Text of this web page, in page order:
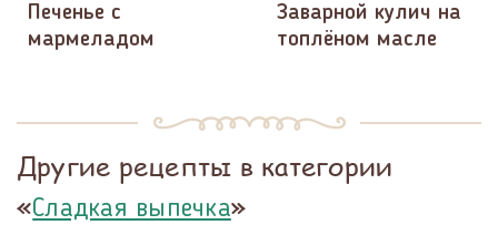
Печенье с
мармеладом
Заварной кулич на
топлёном масле
Другие рецепты в категории
«Сладкая выпечка»